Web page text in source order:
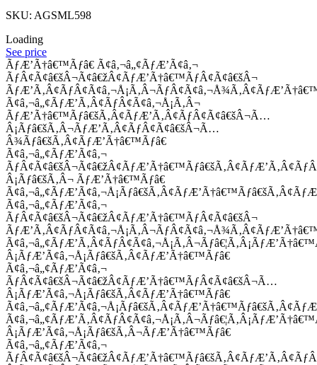
SKU: AGSML598
Loading
See price
ÃƒÆ’Ã†â€™Ãƒâ€ Ã¢â‚¬â„¢ÃƒÆ’Ã¢â‚¬
ÃƒÂ¢Ã¢â€šÂ¬Ã¢â€žÂ¢ÃƒÆ’Ã†â€™ÃƒÂ¢Ã¢â€šÂ¬
Ã¢â‚¬â„¢ÃƒÆ’Ã‚Â¢ÃƒÂ¢Ã¢â‚¬Å¡Ã‚Â¬
ÃƒÆ’Ã†â€™Ãƒâ€šÃ‚Â¢ÃƒÆ’Ã‚Â¢ÃƒÂ¢Ã¢â€šÂ¬Ã…
Â¡Ãƒâ€šÃ‚Â¬ÃƒÆ’Ã‚Â¢ÃƒÂ¢Ã¢â€šÂ¬Ã…
Â¾Ãƒâ€šÃ‚Â¢ÃƒÆ’Ã†â€™Ãƒâ€
Ã¢â‚¬â„¢ÃƒÆ’Ã¢â‚¬
Â¡Ãƒâ€šÃ‚Â¬ ÃƒÆ’Ã†â€™Ãƒâ€
Ã¢â‚¬â„¢ÃƒÆ’Ã¢â‚¬
ÃƒÂ¢Ã¢â€šÂ¬Ã¢â€žÂ¢ÃƒÆ’Ã†â€™ÃƒÂ¢Ã¢â€šÂ¬
Â¡ÃƒÆ’Ã¢â‚¬Å¡Ãƒâ€šÃ‚Â¢ÃƒÆ’Ã†â€™Ãƒâ€
Ã¢â‚¬â„¢ÃƒÆ’Ã¢â‚¬
ÃƒÂ¢Ã¢â€šÂ¬Ã¢â€žÂ¢ÃƒÆ’Ã†â€™ÃƒÂ¢Ã¢â€šÂ¬Ã…
Â¡ÃƒÆ’Ã¢â‚¬Å¡Ãƒâ€šÃ‚Â¢ÃƒÆ’Ã†â€™Ãƒâ€
Â¡ÃƒÆ’Ã¢â‚¬Å¡Ãƒâ€šÃ‚Â¬ÃƒÆ’Ã†â€™Ãƒâ€
Ã¢â‚¬â„¢ÃƒÆ’Ã¢â‚¬